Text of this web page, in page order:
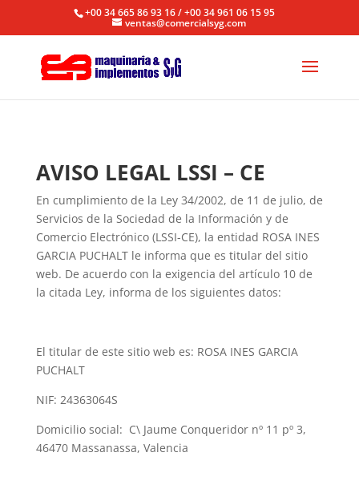
+00 34 665 86 93 16 / +00 34 961 06 15 95
ventas@comercialsyg.com
AVISO LEGAL LSSI – CE
En cumplimiento de la Ley 34/2002, de 11 de julio, de
Servicios de la Sociedad de la Información y de
Comercio Electrónico (LSSI-CE), la entidad ROSA INES
GARCIA PUCHALT le informa que es titular del sitio
web. De acuerdo con la exigencia del artículo 10 de
la citada Ley, informa de los siguientes datos:
El titular de este sitio web es: ROSA INES GARCIA
PUCHALT
NIF: 24363064S
Domicilio social: C\ Jaume Conqueridor nº 11 pº 3,
46470 Massanassa, Valencia